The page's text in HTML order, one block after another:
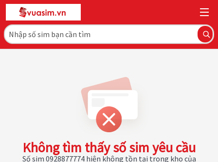
Không tìm thấy số sim yêu cầu
Số sim 0928877774 hiện không tồn tại trong kho của